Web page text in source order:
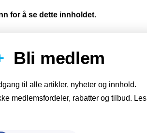
for å se dette innholdet.
Bli medlem
til alle artikler, nyheter og innhold.
medlemsfordeler, rabatter og tilbud. Les